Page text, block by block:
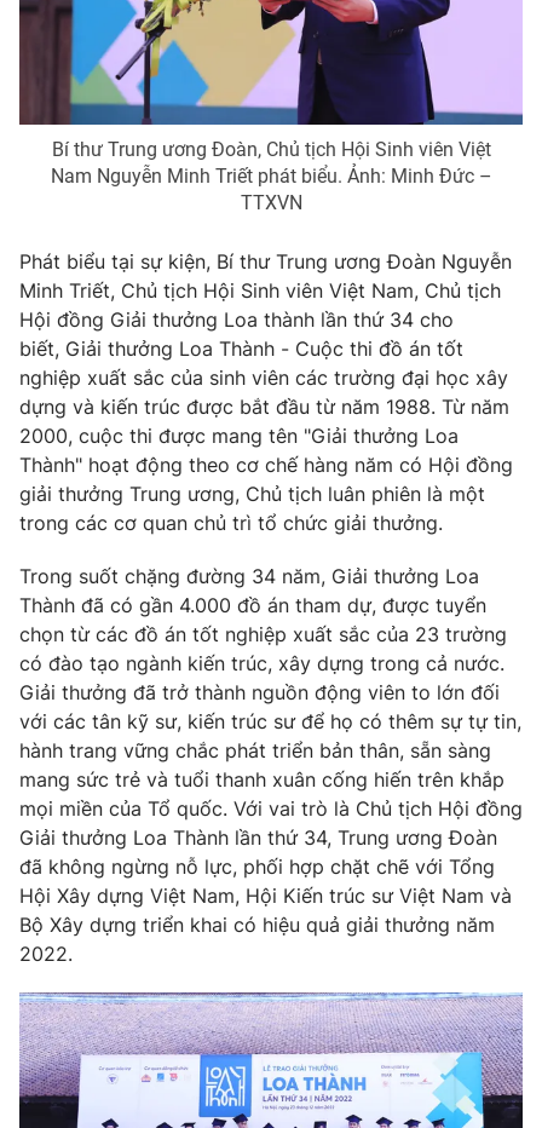
Thị trường
Tư vấn
Lịch phát sóng
Chuyên mục khác
Emagazine Podcast
Video Shorts video
VTV Money VTV Thể thao
VTV Sức khoẻ Bất động sản
Thị trường 24h Tấm lòng Việt
VTV4 Vươn mình bằng AI
VTV9 VTV8
Liên hệ tòa soạn English
THỜI BÁO VTV
Theo dõi báo trên
Cơ quan chủ quản:Đài Truyền hình Việt Nam
Cơ quan báo chí:Thời báo VTV
Giấy phép hoạt động báo in và báo điện tử số 483/GP-BTTTT
cấp ngày 29/12/2023
Bí thư Trung ương Đoàn, Chủ tịch Hội Sinh viên Việt
Nam Nguyễn Minh Triết phát biểu. Ảnh: Minh Đức –
TTXVN
Phát biểu tại sự kiện, Bí thư Trung ương Đoàn Nguyễn
Minh Triết, Chủ tịch Hội Sinh viên Việt Nam, Chủ tịch
Hội đồng Giải thưởng Loa thành lần thứ 34 cho
biết, Giải thưởng Loa Thành - Cuộc thi đồ án tốt
nghiệp xuất sắc của sinh viên các trường đại học xây
dựng và kiến trúc được bắt đầu từ năm 1988. Từ năm
2000, cuộc thi được mang tên "Giải thưởng Loa
Thành" hoạt động theo cơ chế hàng năm có Hội đồng
giải thưởng Trung ương, Chủ tịch luân phiên là một
trong các cơ quan chủ trì tổ chức giải thưởng.
Trong suốt chặng đường 34 năm, Giải thưởng Loa
Thành đã có gần 4.000 đồ án tham dự, được tuyển
chọn từ các đồ án tốt nghiệp xuất sắc của 23 trường
có đào tạo ngành kiến trúc, xây dựng trong cả nước.
Giải thưởng đã trở thành nguồn động viên to lớn đối
với các tân kỹ sư, kiến trúc sư để họ có thêm sự tự tin,
hành trang vững chắc phát triển bản thân, sẵn sàng
mang sức trẻ và tuổi thanh xuân cống hiến trên khắp
mọi miền của Tổ quốc. Với vai trò là Chủ tịch Hội đồng
Giải thưởng Loa Thành lần thứ 34, Trung ương Đoàn
đã không ngừng nỗ lực, phối hợp chặt chẽ với Tổng
Hội Xây dựng Việt Nam, Hội Kiến trúc sư Việt Nam và
Bộ Xây dựng triển khai có hiệu quả giải thưởng năm
2022.